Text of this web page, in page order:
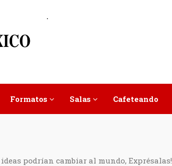
.
Formatos Salas Cafeteando
podrían cambiar al mundo, Exprésalas!